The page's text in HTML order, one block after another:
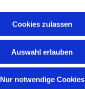
Cookies zulassen
Auswahl erlauben
Nur notwendige Cookies